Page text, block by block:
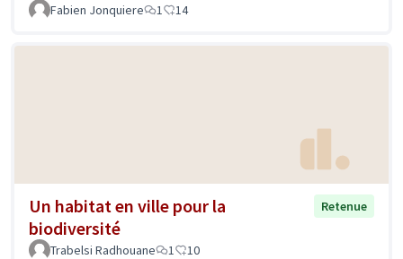
Fabien Jonquiere
1 14
Un habitat en ville pour la
biodiversité
Retenue
Trabelsi Radhouane 1 10